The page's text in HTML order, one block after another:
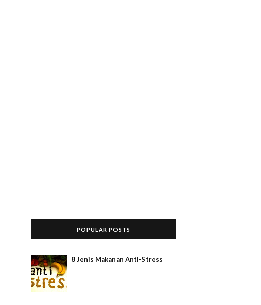
POPULAR POSTS
8 Jenis Makanan Anti-Stress